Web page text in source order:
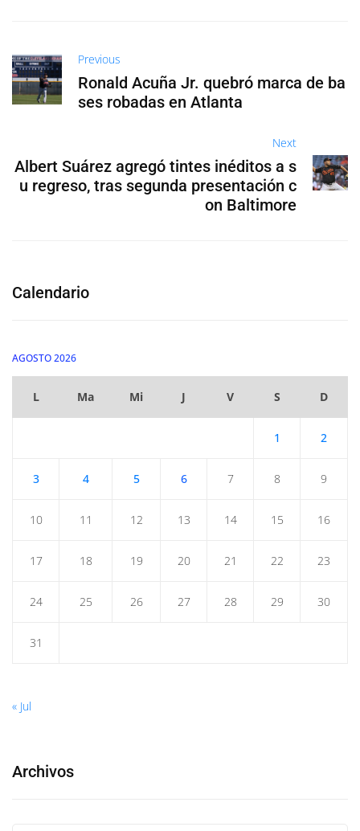
Previous
Ronald Acuña Jr. quebró marca de ba
ses robadas en Atlanta
Next
Albert Suárez agregó tintes inéditos a s
u regreso, tras segunda presentación c
on Baltimore
Calendario
AGOSTO 2026
L Ma Mi J V S D
1 2
3 4 5 6 7 8 9
10 11 12 13 14 15 16
17 18 19 20 21 22 23
24 25 26 27 28 29 30
31
« Jul
Archivos